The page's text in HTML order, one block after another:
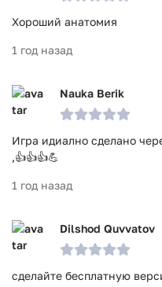
специализации и
возможностью поворота
Приложение Анатомия - 3D
антивирусом VirusTotal. В
последним сигнатурам
Хороший анатомия
1 год назад
Nauka Berik
Игра идиално сделано
,👍👍👍💪
1 год назад
Dilshod Quvvatov
сделайте бесплатную